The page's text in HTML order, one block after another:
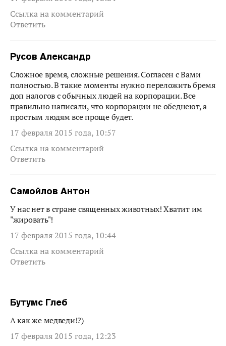
Ссылка на комментарий
Ответить
Русов Александр
Сложное время, сложные решения. Согласен с Вами
полностью. В такие моменты нужно переложить бремя
доп налогов с обычных людей на корпорации. Все
правильно написали, что корпорации не обеднеют, а
простым людям все проще будет.
17 февраля 2015 года, 10:57
Ссылка на комментарий
Ответить
Самойлов Антон
У нас нет в стране священных животных! Хватит им
"жировать"!
17 февраля 2015 года, 10:44
Ссылка на комментарий
Ответить
Бутумс Глеб
А как же медведи!?)
17 февраля 2015 года, 12:23